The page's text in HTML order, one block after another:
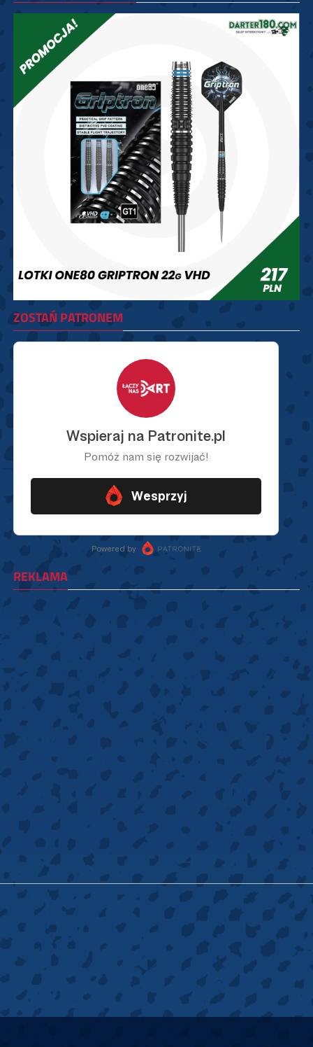
ZOSTAŃ PATRONEM
REKLAMA